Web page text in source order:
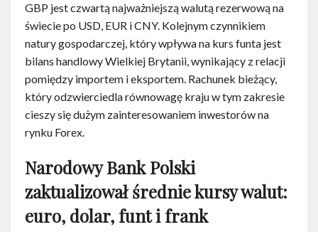
GBP jest czwartą najważniejszą walutą rezerwową na
świecie po USD, EUR i CNY. Kolejnym czynnikiem
natury gospodarczej, który wpływa na kurs funta jest
bilans handlowy Wielkiej Brytanii, wynikający z relacji
pomiędzy importem i eksportem. Rachunek bieżący,
który odzwierciedla równowagę kraju w tym zakresie
cieszy się dużym zainteresowaniem inwestorów na
rynku Forex.
Narodowy Bank Polski
zaktualizował średnie kursy walut:
euro, dolar, funt i frank